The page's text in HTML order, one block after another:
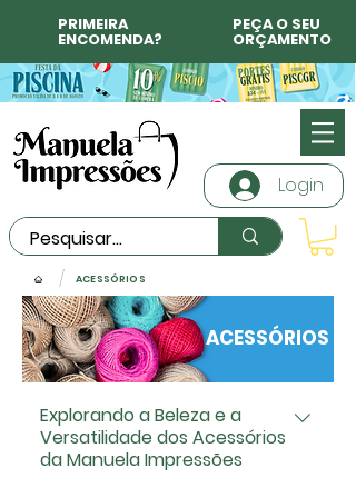
PRIMEIRA
ENCOMENDA?
PEÇA O SEU
ORÇAMENTO
Login
/ ACESSÓRIOS
ACESSÓRIOS
Explorando a Beleza e a
Versatilidade dos Acessórios
da Manuela Impressões